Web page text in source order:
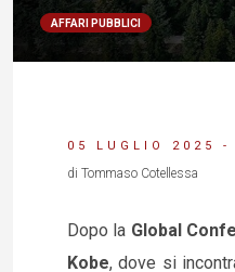
AFFARI PUBBLICI
05 LUGLIO 2025 -
di Tommaso Cotellessa
Dopo la Global
Kobe, dove si